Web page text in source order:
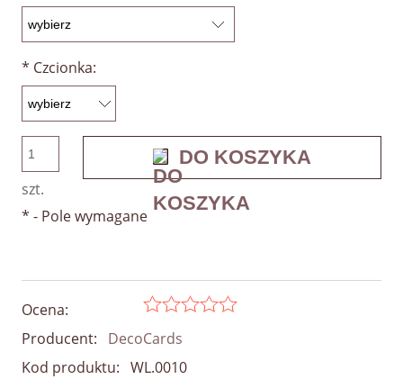
* Czcionka:
szt.
DO KOSZYKA
* - Pole wymagane
Ocena:
Producent:
DecoCards
Kod produktu: WL.0010